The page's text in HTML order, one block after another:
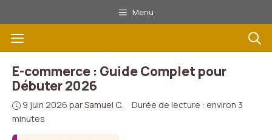
au
contenu
Menu
Menu
E-commerce : Guide Complet pour
Débuter 2026
9 juin 2026 parSamuel C. · Durée de lecture : environ 3
minutes